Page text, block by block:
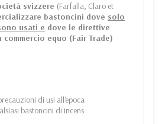
svizzere (Farfalla, Claro et
bastoncini dove solo
usati e dove le direttive
equo (Fair Trade)
di usi all'epoca
bastoncini di incens